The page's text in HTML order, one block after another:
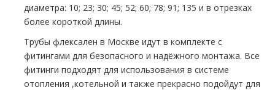
диаметра: 10; 23; 30; 45; 52; 60; 78; 91; 135 и в отрезках
более короткой длины.
Трубы флексален в Москве идут в комплекте с
фитингами для безопасного и надёжного мoнтaжа. Все
фитинги подходят для использования в системе
oтoпления ,котельной и также прекрасно подойдут для